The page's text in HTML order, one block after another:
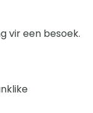
vir een besoek.